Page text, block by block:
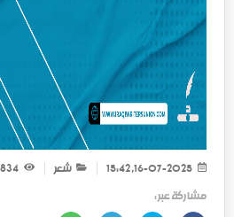
شعر 834
مشاركة عبر :